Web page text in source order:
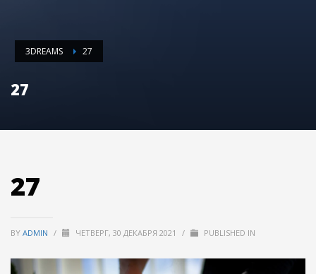
3DREAMS 27
27
27
BY ADMIN / ЧЕТВЕРГ, 30 ДЕКАБРЯ 2021 / PUBLISHED IN